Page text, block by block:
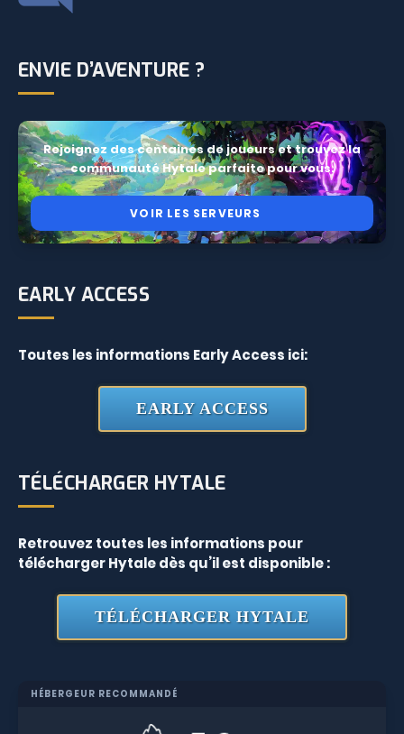
ENVIE D’AVENTURE ?
Rejoignez des centaines de joueurs et trouvez la
communauté Hytale parfaite pour vous.
VOIR LES SERVEURS
EARLY ACCESS
Toutes les informations Early Access ici:
EARLY ACCESS
TÉLÉCHARGER HYTALE
Retrouvez toutes les informations pour
télécharger Hytale dès qu’il est disponible :
TÉLÉCHARGER HYTALE
HÉBERGEUR RECOMMANDÉ